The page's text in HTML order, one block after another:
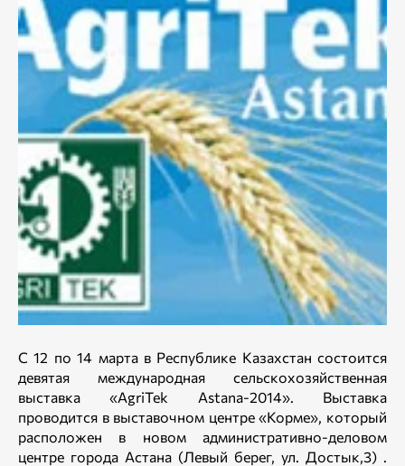
С 12 по 14 марта в Республике Казахстан состоится
девятая международная сельскохозяйственная
выставка «AgriTek Astana-2014». Выставка
проводится в выставочном центре «Корме», который
расположен в новом административно-деловом
центре города Астана (Левый берег, ул. Достык,3) .